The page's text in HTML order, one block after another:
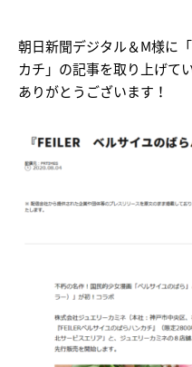
朝日新聞デジタル＆M様に
カチ」の記事を取り上げて
ありがとうございます！